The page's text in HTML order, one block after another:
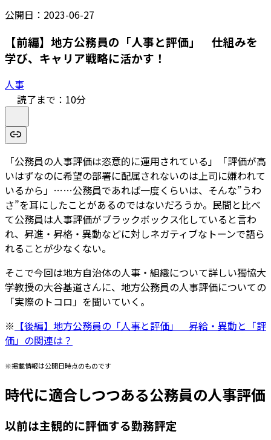
公開日： 2023-06-27
【前編】地方公務員の「人事と評価」 仕組みを
学び、キャリア戦略に活かす！
人事
読了まで： 10分
「公務員の人事評価は恣意的に運用されている」「評価が高
いはずなのに希望の部署に配属されないのは上司に嫌われて
いるから」……公務員であれば一度くらいは、そんな”うわ
さ”を耳にしたことがあるのではないだろうか。民間と比べ
て公務員は人事評価がブラックボックス化していると言わ
れ、昇進・昇格・異動などに対しネガティブなトーンで語ら
れることが少なくない。
そこで今回は地方自治体の人事・組織について詳しい獨協大
学教授の大谷基道さんに、地方公務員の人事評価についての
「実際のトコロ」を聞いていく。
※ 【後編】地方公務員の「人事と評価」 昇給・異動と「評
価」の関連は？
※掲載情報は公開日時点のものです
時代に適合しつつある公務員の人事評価
以前は主観的に評価する勤務評定